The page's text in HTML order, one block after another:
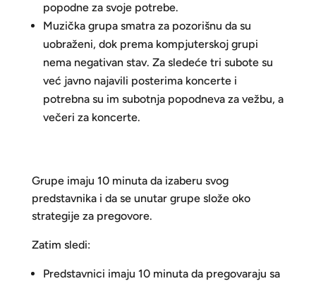
popodne za svoje potrebe.
Muzička grupa smatra za pozorišnu da su
uobraženi, dok prema kompjuterskoj grupi
nema negativan stav. Za sledeće tri subote su
već javno najavili posterima koncerte i
potrebna su im subotnja popodneva za vežbu, a
večeri za koncerte.
Grupe imaju 10 minuta da izaberu svog
predstavnika i da se unutar grupe slože oko
strategije za pregovore.
Zatim sledi:
Predstavnici imaju 10 minuta da pregovaraju sa